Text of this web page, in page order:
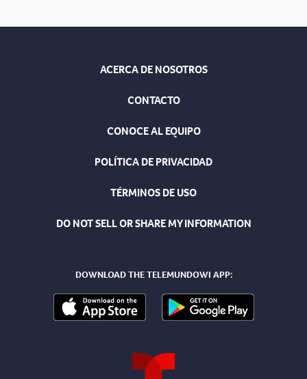
ACERCA DE NOSOTROS
CONTACTO
CONOCE AL EQUIPO
POLÍTICA DE PRIVACIDAD
TÉRMINOS DE USO
DO NOT SELL OR SHARE MY INFORMATION
DOWNLOAD THE TELEMUNDOWI APP: